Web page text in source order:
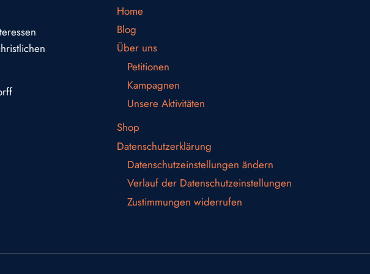
Home
Blog
Über uns
Petitionen
Kampagnen
Unsere Aktivitäten
Shop
Datenschutzerklärung
Datenschutzeinstellungen ändern
Verlauf der Datenschutzeinstellungen
Zustimmungen widerrufen